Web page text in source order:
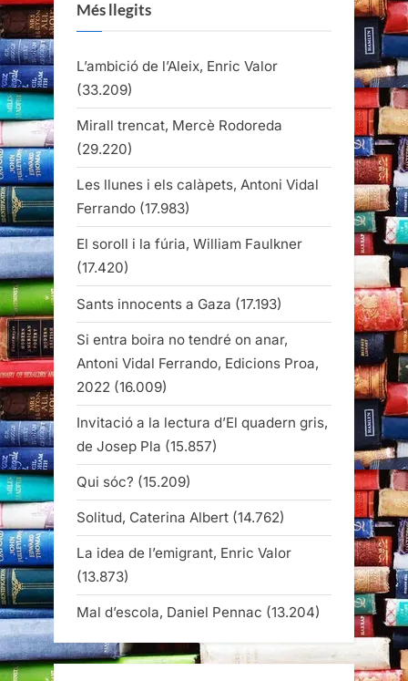
Més llegits
L’ambició de l’Aleix, Enric Valor
(33.209)
Mirall trencat, Mercè Rodoreda
(29.220)
Les llunes i els calàpets, Antoni Vidal
Ferrando (17.983)
El soroll i la fúria, William Faulkner
(17.420)
Sants innocents a Gaza (17.193)
Si entra boira no tendré on anar,
Antoni Vidal Ferrando, Edicions Proa,
2022 (16.009)
Invitació a la lectura d’El quadern gris,
de Josep Pla (15.857)
Qui sóc? (15.209)
Solitud, Caterina Albert (14.762)
La idea de l’emigrant, Enric Valor
(13.873)
Mal d’escola, Daniel Pennac (13.204)